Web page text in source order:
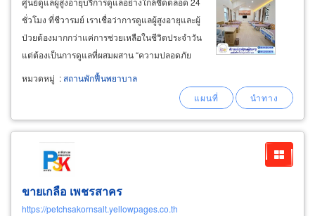
ชั่วโมง ที่ชีวารมย์ เราเชื่อว่าการดูแลผู้สูงอายุและผู้
ป่วยต้องมากกว่าแค่การช่วยเหลือในชีวิตประจำวัน
แต่ต้องเป็นการดูแลที่ผสมผสาน “ความปลอดภัย
ความใส่ใจ และความอบอุ่น” เข้าไว้ด้วยกันอย่าง
สมดุล เพื่อให้ผู้สูงอายุรู้สึกเหมือนอยู่บ้าน และให้
ครอบครัวรู้สึกสบายใจว่าคนที่คุณรักได้รับการดูแล
อย่างดีที่สุดทุกวัน
หมวดหมู่ :สถานพักฟื้นพยาบาล
ขายเกลือ เพชรสาคร
https://petchsakornsalt.yellowpages.co.th